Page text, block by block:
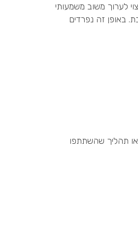
לערוך משוב משמעותי
באופן זה נפרדים
או תהליך שהשתתפו